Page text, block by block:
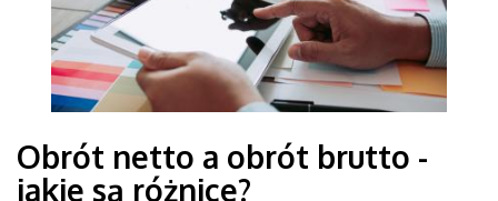
Obrót netto a obrót brutto -
jakie są różnice?